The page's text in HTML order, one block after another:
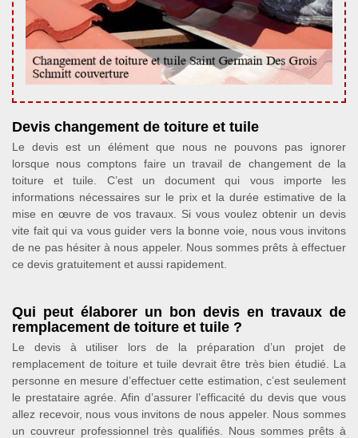
Devis changement de toiture et tuile
Le devis est un élément que nous ne pouvons pas ignorer
lorsque nous comptons faire un travail de changement de la
toiture et tuile. C’est un document qui vous importe les
informations nécessaires sur le prix et la durée estimative de la
mise en œuvre de vos travaux. Si vous voulez obtenir un devis
vite fait qui va vous guider vers la bonne voie, nous vous invitons
de ne pas hésiter à nous appeler. Nous sommes prêts à effectuer
ce devis gratuitement et aussi rapidement.
Qui peut élaborer un bon devis en travaux de
remplacement de toiture et tuile ?
Le devis à utiliser lors de la préparation d’un projet de
remplacement de toiture et tuile devrait être très bien étudié. La
personne en mesure d’effectuer cette estimation, c’est seulement
le prestataire agrée. Afin d’assurer l’efficacité du devis que vous
allez recevoir, nous vous invitons de nous appeler. Nous sommes
un couvreur professionnel très qualifiés. Nous sommes prêts à